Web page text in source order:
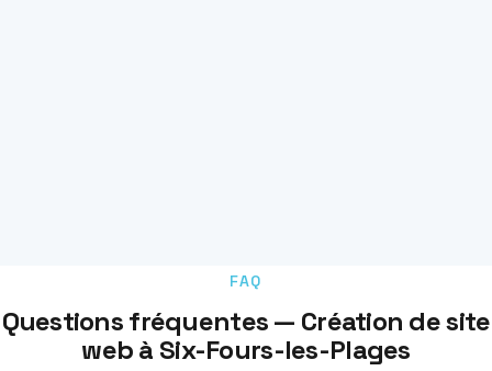
FAQ
Questions fréquentes — Création de site
web à Six-Fours-les-Plages